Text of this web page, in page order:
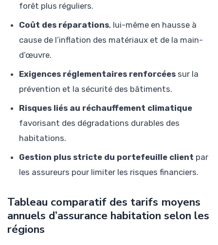
forêt plus réguliers.
Coût des réparations, lui-même en hausse à
cause de l’inflation des matériaux et de la main-
d’œuvre.
Exigences réglementaires renforcées sur la
prévention et la sécurité des bâtiments.
Risques liés au réchauffement climatique
favorisant des dégradations durables des
habitations.
Gestion plus stricte du portefeuille client par
les assureurs pour limiter les risques financiers.
Tableau comparatif des tarifs moyens
annuels d’assurance habitation selon les
régions